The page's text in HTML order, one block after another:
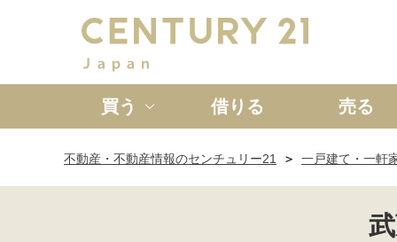
買う
新築一戸建て 中古一戸
借りる 売る
不動産・不動産情報のセンチュリー21 一戸建て・一軒